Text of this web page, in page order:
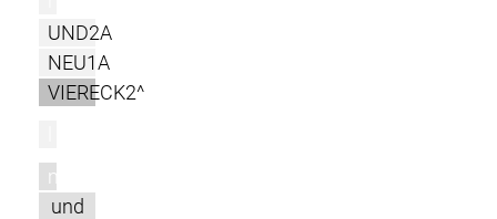
UND2A
NEU1A
VIERECK2^
m
und